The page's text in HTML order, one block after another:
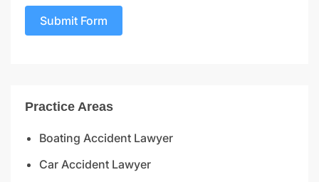
Submit Form
Practice Areas
Boating Accident Lawyer
Car Accident Lawyer